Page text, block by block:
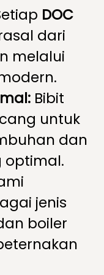
DOC
dari
melalui
Bibit
untuk
dan
optimal.
jenis
boiler